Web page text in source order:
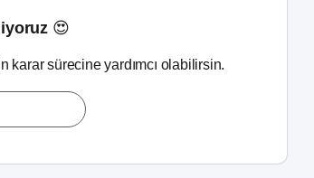
😍
sürecine yardımcı olabilirsin.